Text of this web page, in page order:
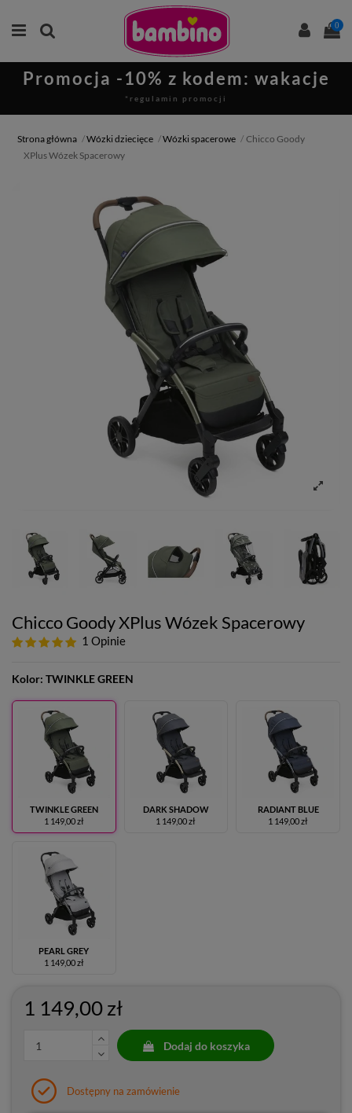
0
Promocja -10% z kodem: wakacje
*regulamin promocji
Strona główna Wózki dziecięce Wózki spacerowe
Chicco Goody
XPlus Wózek Spacerowy
Chicco Goody XPlus Wózek Spacerowy
1 Opinie
Kolor: TWINKLE GREEN
TWINKLE GREEN
1 149,00 zł
DARK SHADOW
1 149,00 zł
RADIANT BLUE
1 149,00 zł
PEARL GREY
1 149,00 zł
1 149,00 zł
Dodaj do koszyka
Dostępny na zamówienie